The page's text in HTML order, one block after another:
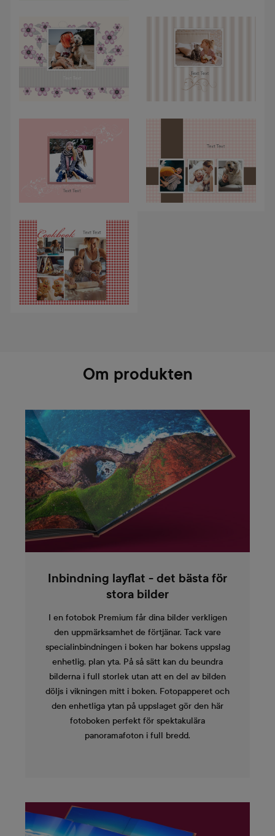
Om produkten
Inbindning layflat - det bästa för
stora bilder
I en fotobok Premium får dina bilder verkligen
den uppmärksamhet de förtjänar. Tack vare
specialinbindningen i boken har bokens uppslag
enhetlig, plan yta. På så sätt kan du beundra
bilderna i full storlek utan att en del av bilden
döljs i vikningen mitt i boken. Fotopapperet och
den enhetliga ytan på uppslaget gör den här
fotoboken perfekt för spektakulära
panoramafoton i full bredd.